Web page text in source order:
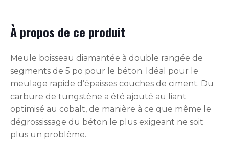
À propos de ce produit
Meule boisseau diamantée à double rangée de
segments de 5 po pour le béton. Idéal pour le
meulage rapide d’épaisses couches de ciment. Du
carbure de tungstène a été ajouté au liant
optimisé au cobalt, de manière à ce que même le
dégrossissage du béton le plus exigeant ne soit
plus un problème.